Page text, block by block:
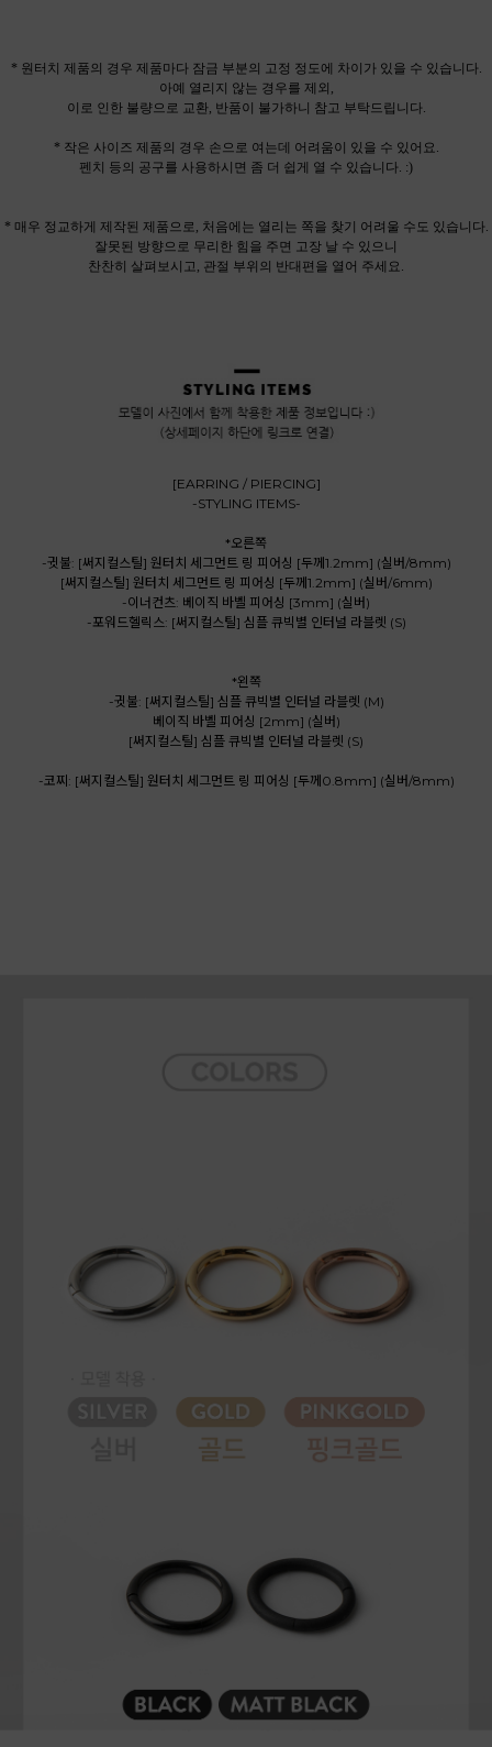
* 원터치 제품의 경우 제품마다 잠금 부분의 고정 정도에 차이가 있을 수 있습니다.
아예 열리지 않는 경우를 제외,
이로 인한 불량으로 교환, 반품이 불가하니 참고 부탁드립니다.
* 작은 사이즈 제품의 경우 손으로 여는데 어려움이 있을 수 있어요.
펜치 등의 공구를 사용하시면 좀 더 쉽게 열 수 있습니다. :)
* 매우 정교하게 제작된 제품으로, 처음에는 열리는 쪽을 찾기 어려울 수도 있습니다.
잘못된 방향으로 무리한 힘을 주면 고장 날 수 있으니
찬찬히 살펴보시고, 관절 부위의 반대편을 열어 주세요.
[EARRING / PIERCING]
-STYLING ITEMS-
*오른쪽
-귓불: [써지컬스틸] 원터치 세그먼트 링 피어싱 [두께1.2mm] (실버/8mm)
[써지컬스틸] 원터치 세그먼트 링 피어싱 [두께1.2mm] (실버/6mm)
-이너컨츠: 베이직 바벨 피어싱 [3mm] (실버)
-포워드헬릭스: [써지컬스틸] 심플 큐빅별 인터널 라블렛 (S)
*왼쪽
-귓불: [써지컬스틸] 심플 큐빅별 인터널 라블렛 (M)
베이직 바벨 피어싱 [2mm] (실버)
[써지컬스틸] 심플 큐빅별 인터널 라블렛 (S)
-코찌: [써지컬스틸] 원터치 세그먼트 링 피어싱 [두께0.8mm] (실버/8mm)